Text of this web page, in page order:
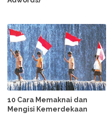
10 Cara Memaknai dan
Mengisi Kemerdekaan